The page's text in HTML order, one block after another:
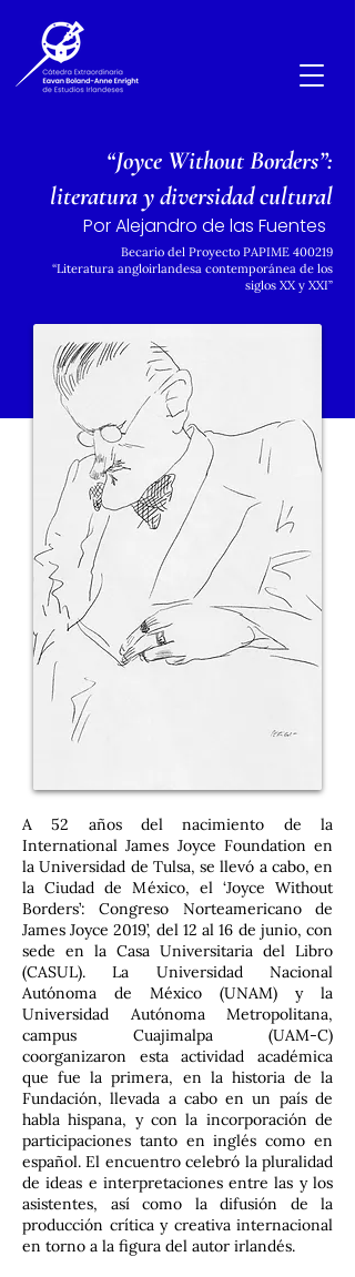
“Joyce Without Borders”:
literatura y diversidad cultural
Por Alejandro de las Fuentes
Becario del Proyecto PAPIME 400219
“Literatura angloirlandesa contemporánea de los
siglos XX y XXI”
A 52 años del nacimiento de la
International James Joyce Foundation en
la Universidad de Tulsa, se llevó a cabo, en
la Ciudad de México, el ‘Joyce Without
Borders’: Congreso Norteamericano de
James Joyce 2019’, del 12 al 16 de junio, con
sede en la Casa Universitaria del Libro
(CASUL). La Universidad Nacional
Autónoma de México (UNAM) y la
Universidad Autónoma Metropolitana,
campus Cuajimalpa (UAM-C)
coorganizaron esta actividad académica
que fue la primera, en la historia de la
Fundación, llevada a cabo en un país de
habla hispana, y con la incorporación de
participaciones tanto en inglés como en
español. El encuentro celebró la pluralidad
de ideas e interpretaciones entre las y los
asistentes, así como la difusión de la
producción crítica y creativa internacional
en torno a la figura del autor irlandés.